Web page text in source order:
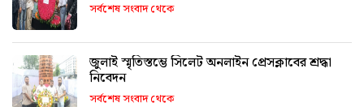
সর্বশেষ সংবাদ থেকে
জুলাই স্মৃতিস্তম্ভে সিলেট অনলাইন প্রেসক্লাবের শ্রদ্ধা
নিবেদন
সর্বশেষ সংবাদ থেকে